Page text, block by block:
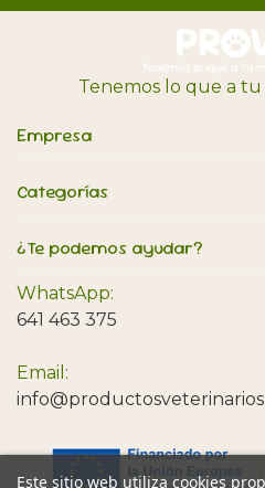
Este sitio web utiliza cookies
Tenemos lo que a
Empresa
Categorías
¿Te podemos ayudar?
WhatsApp:
641 463 375
Email: